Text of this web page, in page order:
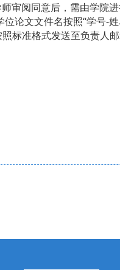
审阅同意后，需由学院
论文文件名按照“学号-
标准格式发送至负责人邮